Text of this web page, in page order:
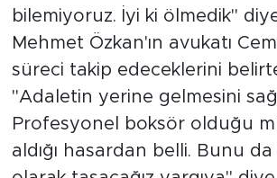
bilemiyoruz. İyi ki ölmedik"
Mehmet Özkan'ın avukatı
süreci takip edeceklerini
"Adaletin yerine gelmesini
Profesyonel boksör olduğu
aldığı hasardan belli. Bunu